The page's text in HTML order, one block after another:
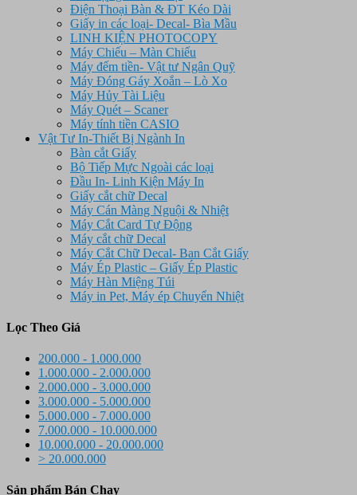
Điện Thoại Bàn & ĐT Kéo Dài
Giấy in các loại- Decal- Bìa Mầu
LINH KIỆN PHOTOCOPY
Máy Chiếu – Màn Chiếu
Máy đếm tiền- Vật tư Ngân Quỹ
Máy Đóng Gáy Xoắn – Lò Xo
Máy Hủy Tài Liệu
Máy Quét – Scaner
Máy tính tiền CASIO
Vật Tư In-Thiết Bị Ngành In
Bàn cắt Giấy
Bộ Tiếp Mực Ngoài các loại
Đầu In- Linh Kiện Máy In
Giấy cắt chữ Decal
Máy Cán Màng Nguội & Nhiệt
Máy Cắt Card Tự Động
Máy cắt chữ Decal
Máy Cắt Chữ Decal- Ban Cắt Giấy
Máy Ép Plastic – Giấy Ép Plastic
Máy Hàn Miệng Túi
Máy in Pet, Máy ép Chuyển Nhiệt
Lọc Theo Giá
200.000 - 1.000.000
1.000.000 - 2.000.000
2.000.000 - 3.000.000
3.000.000 - 5.000.000
5.000.000 - 7.000.000
7.000.000 - 10.000.000
10.000.000 - 20.000.000
> 20.000.000
Sản phẩm Bán Chạy